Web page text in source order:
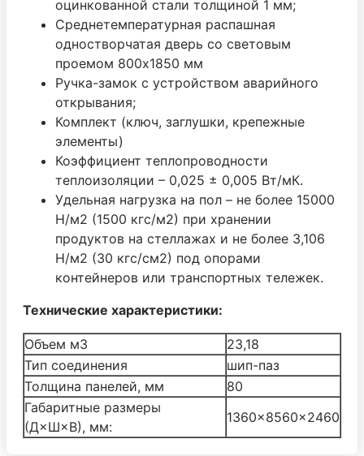
оцинкованной стали толщиной 1 мм;
Среднетемпературная распашная
одностворчатая дверь со световым
проемом 800х1850 мм
Ручка-замок с устройством аварийного
открывания;
Комплект (ключ, заглушки, крепежные
элементы)
Коэффициент теплопроводности
теплоизоляции – 0,025 ± 0,005 Вт/мК.
Удельная нагрузка на пол – не более 15000
Н/м2 (1500 кгс/м2) при хранении
продуктов на стеллажах и не более 3,106
Н/м2 (30 кгс/см2) под опорами
контейнеров или транспортных тележек.
Технические характеристики:
Объем м3
23,18
Тип соединения
шип-паз
Толщина панелей, мм
80
Габаритные размеры
(Д×Ш×В), мм:
1360×8560×2460